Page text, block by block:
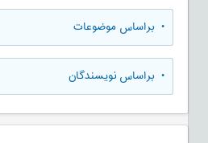
• براساس موضوعات
• براساس نویسندگان